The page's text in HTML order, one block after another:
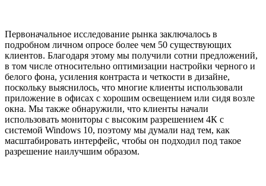
Первоначальное исследование рынка заключалось в
подробном личном опросе более чем 50 существующих
клиентов. Благодаря этому мы получили сотни предложений,
в том числе относительно оптимизации настройки черного и
белого фона, усиления контраста и четкости в дизайне,
поскольку выяснилось, что многие клиенты использовали
приложение в офисах с хорошим освещением или сидя возле
окна. Мы также обнаружили, что клиенты начали
использовать мониторы с высоким разрешением 4К с
системой Windows 10, поэтому мы думали над тем, как
масштабировать интерфейс, чтобы он подходил под такое
разрешение наилучшим образом.